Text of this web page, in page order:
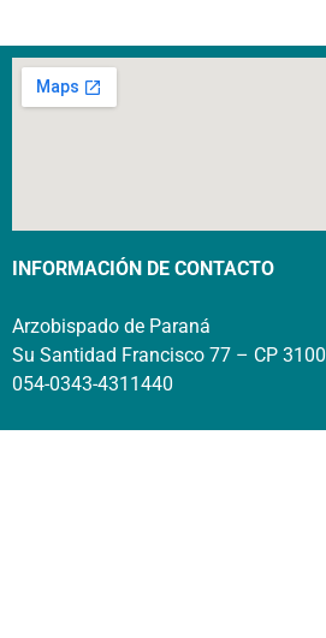
INFORMACIÓN DE CONTACTO
Arzobispado de Paraná
Su Santidad Francisco 77 – CP 3100
054-0343-4311440